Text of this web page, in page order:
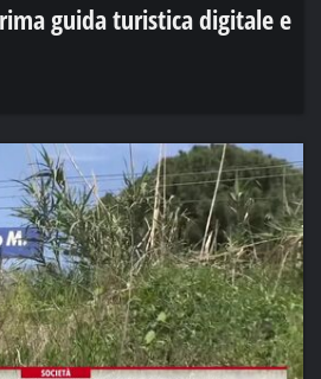
guida turistica digitale e